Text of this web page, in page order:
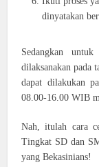
dinyatakan
Sedangkan
dilaksanakan pada
dapat dilakukan
08.00-16.00 WIB
Nah, itulah cara
Tingkat SD dan
yang Bekasinians!